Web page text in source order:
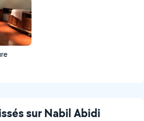
sur Nabil Abidi